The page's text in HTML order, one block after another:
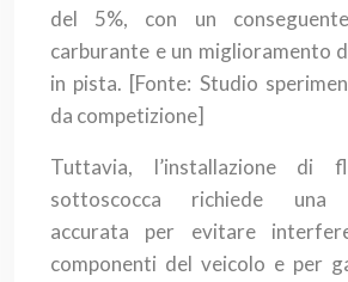
del 5%, con un
carburante e un miglioramento
in pista. [Fonte: Studio
da competizione]
Tuttavia, l’installazione di
sottoscocca richiede una
accurata per evitare
componenti del veicolo e per